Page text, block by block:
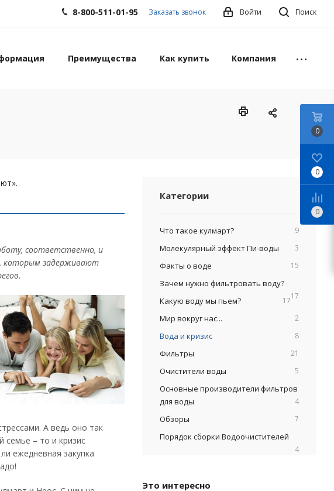
Поиск
Войти
8-800-511-01-95 Заказать звонок
Преимущества Как купить Компания
соответственно, и
которым задерживают
А ведь оно так
семье – то и кризис
ежедневная закупка
Категории
Что такое кулмарт? 9
Молекулярный эффект Пи-воды 3
Факты о воде 15
Зачем нужно фильтровать воду?
17
Какую воду мы пьем? 17
Мир вокруг нас... 2
Вода и кризис 8
Фильтры 21
Очистители воды 5
Основные производители фильтров
для воды
4
Обзоры 7
Порядок сборки Водоочистителей
4
Это интересно
0
0
0